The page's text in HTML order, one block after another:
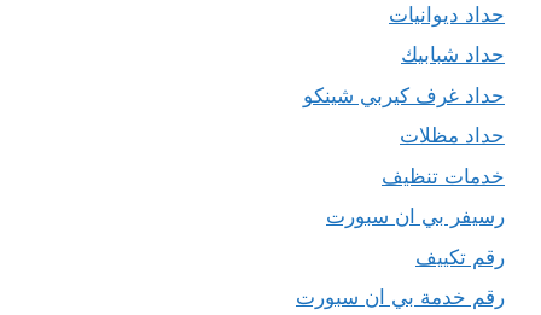
حداد ديوانيات
حداد شبابيك
حداد غرف كيربي شينكو
حداد مظلات
خدمات تنظيف
رسيفر بي ان سبورت
رقم تكييف
رقم خدمة بي ان سبورت